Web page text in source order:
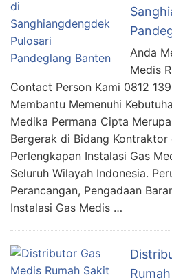
Anda
Medis
Contact Person Kami 0812
Membantu Memenuhi
Medika Permana Cipta
Bergerak di Bidang Kontraktor
Perlengkapan Instalasi Gas
Seluruh Wilayah Indonesia.
Perancangan, Pengadaan
Instalasi Gas Medis …